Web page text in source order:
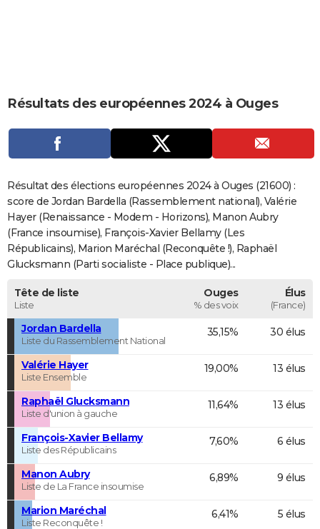
CARTE DE VOEUX
Carte de Noël
Carte Bonne année
Carte Saint-Valentin
Carte Pâques
Carte d'anniversaire
DICTIONNAIRE
Dictionnaire
Biographies
Citations
Expressions
Proverbes
PROGRAMME TV
COPAINS D'AVANT
S'inscrire
Se connecter
Lycées
Collèges
Primaires
Universités
Entreprises
Service militaire
Avis de recherche
AVIS DE DÉCÈS
FORUM
Résultats des européennes 2024 à Ouges
Résultat des élections européennes 2024 à Ouges (21600) :
score de Jordan Bardella (Rassemblement national), Valérie
Hayer (Renaissance - Modem - Horizons), Manon Aubry
(France insoumise), François-Xavier Bellamy (Les
Républicains), Marion Maréchal (Reconquête !), Raphaël
Glucksmann (Parti socialiste - Place publique)...
Tête de liste
Liste
Ouges
% des voix
Élus
(France)
Jordan Bardella
Liste du Rassemblement National
35,15% 30 élus
Valérie Hayer
Liste Ensemble
19,00% 13 élus
Raphaël Glucksmann
Liste d'union à gauche
11,64% 13 élus
François-Xavier Bellamy
Liste des Républicains
7,60% 6 élus
Manon Aubry
Liste de La France insoumise
6,89% 9 élus
Marion Maréchal
Liste Reconquête !
6,41% 5 élus